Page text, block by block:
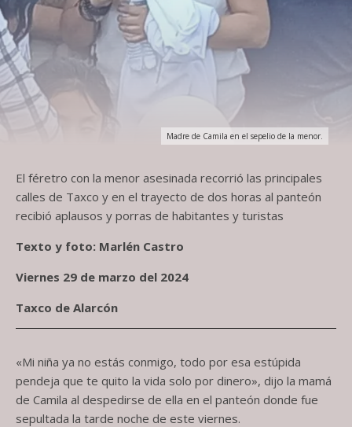
Madre de Camila en el sepelio de la menor.
El féretro con la menor asesinada recorrió las principales
calles de Taxco y en el trayecto de dos horas al panteón
recibió aplausos y porras de habitantes y turistas
Texto y foto: Marlén Castro
Viernes 29 de marzo del 2024
Taxco de Alarcón
«Mi niña ya no estás conmigo, todo por esa estúpida
pendeja que te quito la vida solo por dinero», dijo la mamá
de Camila al despedirse de ella en el panteón donde fue
sepultada la tarde noche de este viernes.